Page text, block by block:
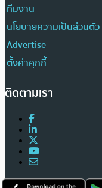
ทีมงาน
นโยบายความเป็นส่วนตัว
Advertise
ตั้งค่าคุกกี้
ติดตามเรา